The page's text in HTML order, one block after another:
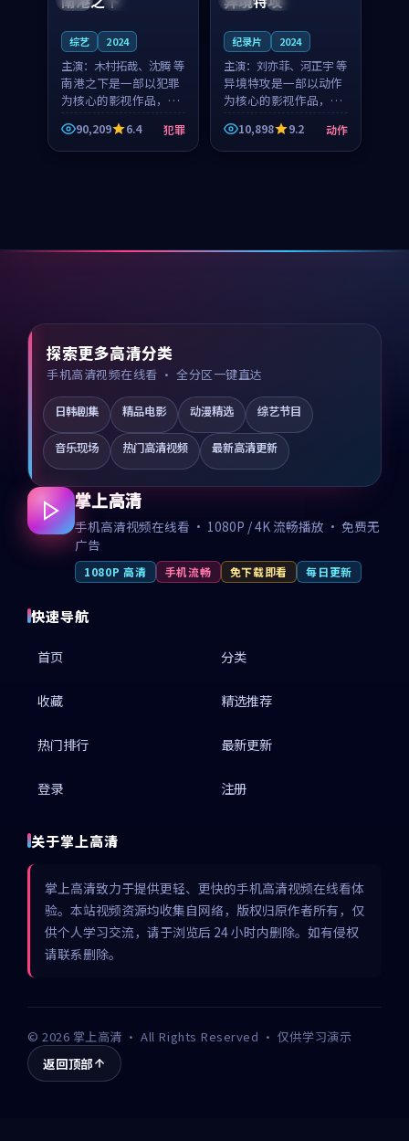
综艺 2024
主演： 木村拓哉、沈腾 等
南港之下是一部以犯罪
为核心的影视作品，围
绕危机、反转与人物成
长展开，整体节奏紧
凑，值得推荐观看。
90,209 6.4 犯罪
纪录片 2024
主演： 刘亦菲、河正宇 等
异境特攻是一部以动作
为核心的影视作品，围
绕危机、反转与人物成
长展开，整体节奏紧
凑，值得推荐观看。
10,898 9.2 动作
探索更多高清分类
手机高清视频在线看 · 全分区一键直达
日韩剧集 精品电影 动漫精选 综艺节目
音乐现场 热门高清视频 最新高清更新
掌上高清
手机高清视频在线看 · 1080P / 4K 流畅播放 · 免费无
广告
1080P 高清 手机流畅 免下载即看 每日更新
快速导航
首页 分类
收藏 精选推荐
热门排行 最新更新
登录 注册
关于掌上高清
掌上高清致力于提供更轻、更快的手机高清视频在线看体
验。本站视频资源均收集自网络，版权归原作者所有，仅
供个人学习交流，请于浏览后 24 小时内删除。如有侵权
请联系删除。
©2026 掌上高清 · All Rights Reserved · 仅供学习演示
返回顶部